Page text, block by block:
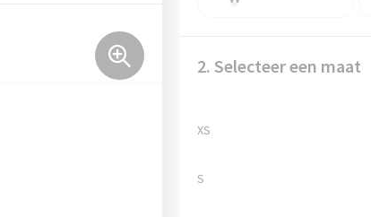
2. Selecteer een maat
XS
S